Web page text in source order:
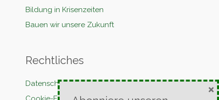
Bildung in Krisenzeiten
Bauen wir unsere Zukunft
Rechtliches
Datenschutzerklärung
×